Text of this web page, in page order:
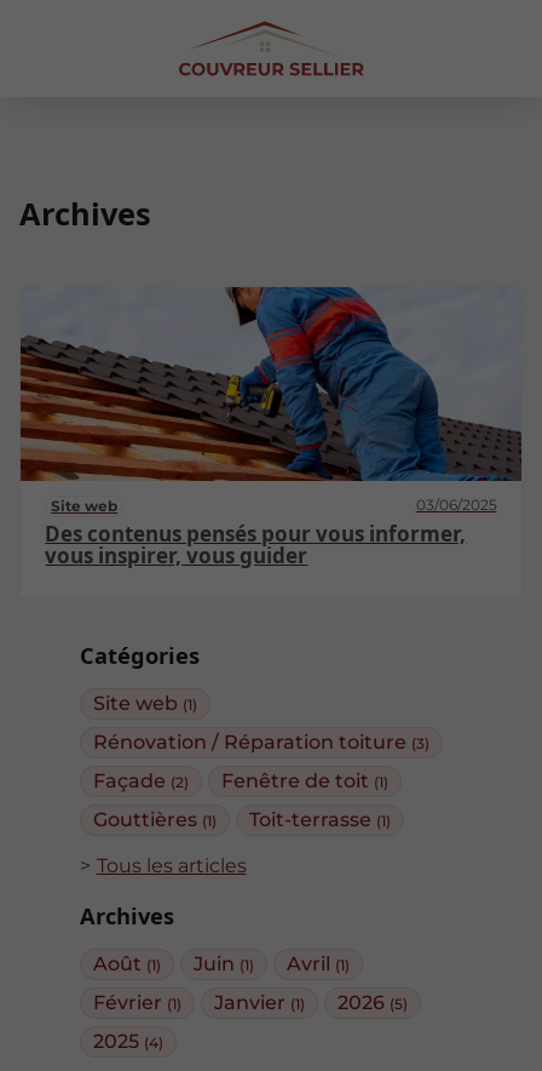
Catégories
Site web (1)
Rénovation / Réparation toiture (3)
Façade (2) Fenêtre de toit (1)
Gouttières (1) Toit-terrasse (1)
Tous les articles
Archives
Août (1) Juin (1) Avril (1)
Février (1) Janvier (1) 2026 (5)
2025 (4)
Archives
Site web 03/06/2025
Des contenus pensés pour vous informer,
vous inspirer, vous guider